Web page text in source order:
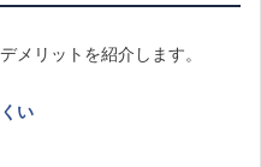
メリットを紹介します。
い